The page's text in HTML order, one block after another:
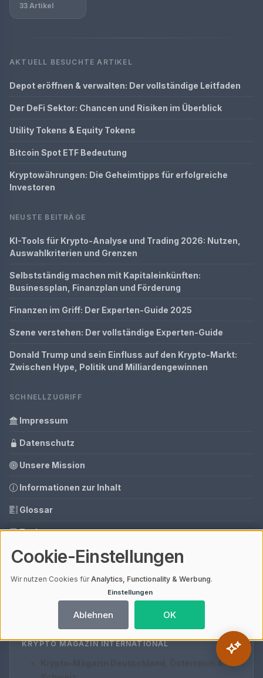
33 Artikel
AKTUELL BESUCHTE ARTIKEL
Depot eröffnen & verwalten: Der vollständige Leitfaden
Der DeFi Sektor: Chancen und Risiken im Überblick
Utility Tokens & Equity Tokens
Bitcoin Spot ETF Bedeutung
Kryptowährungen: Die Geheimtipps für erfolgreiche
Investoren
NEUSTE BEITRÄGE
KI-Tools für Krypto-Analyse und Trading 2026: Nutzen,
Auswahlkriterien und Grenzen
Selbstständig machen mit Kapitaleinkünften:
Businessplan, Finanzplan und Förderung
Finanzen im Griff: Der Experten-Guide 2025
Szene verstehen: Der vollständige Experten-Guide
Donald Trump und sein Einfluss auf den Krypto-Markt:
Zwischen Hype, Politik und Milliardengewinnen
SCHNELLZUGRIFF
Impressum
Datenschutz
Unsere Mission
Informationen zur Inhalt
Glossar
Tools
Ihre Datenschutzeinstellungen
Media Daten
Gastbeitrag buchen
KRYPTO MAGAZIN INTERNATIONAL
Krypto-Magazin Deutschland, Österreich &
Cookie-Einstellungen
Wir nutzen Cookies fürAnalytics, Functionality & Werbung.
Einstellungen
Ablehnen OK